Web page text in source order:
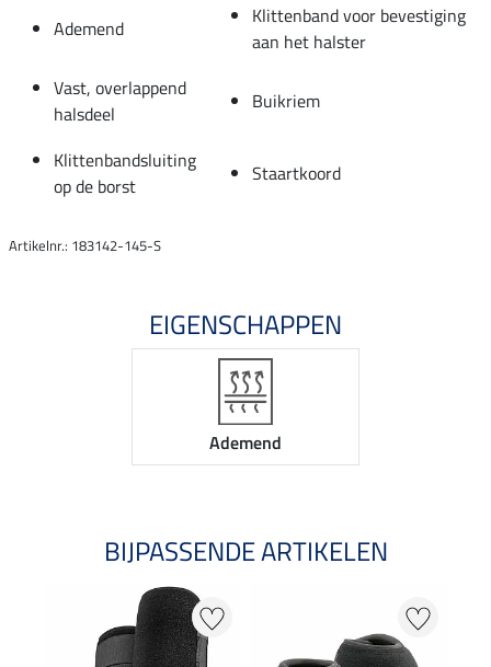
Ademend
Klittenband voor bevestiging
aan het halster
Vast, overlappend
halsdeel
Buikriem
Klittenbandsluiting
op de borst
Staartkoord
Artikelnr.: 183142-145-S
EIGENSCHAPPEN
Ademend
BIJPASSENDE ARTIKELEN